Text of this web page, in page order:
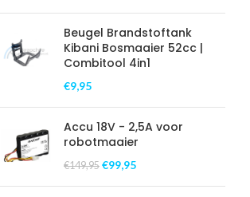
Beugel Brandstoftank
Kibani Bosmaaier 52cc |
Combitool 4in1
€9,95
Accu 18V - 2,5A voor
robotmaaier
€149,95 €99,95